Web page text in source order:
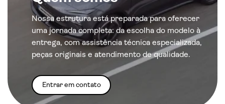
Quem somos
Nossa estrutura está preparada para oferecer
uma jornada completa: da escolha do modelo à
entrega, com assistência técnica especializada,
peças originais e atendimento de qualidade.
Entrar em contato